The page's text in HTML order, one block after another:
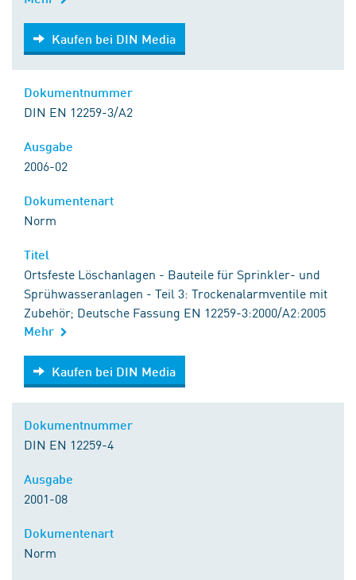
Kaufen bei DIN Media
Kaufen bei DIN Media
DIN EN 12259-3/A2
2006-02
Norm
Ortsfeste Löschanlagen - Bauteile für Sprinkler- und
Sprühwasseranlagen - Teil 3: Trockenalarmventile mit
Zubehör; Deutsche Fassung EN 12259-3:2000/A2:2005
Mehr
Kaufen bei DIN Media
Kaufen bei DIN Media
DIN EN 12259-4
2001-08
Norm